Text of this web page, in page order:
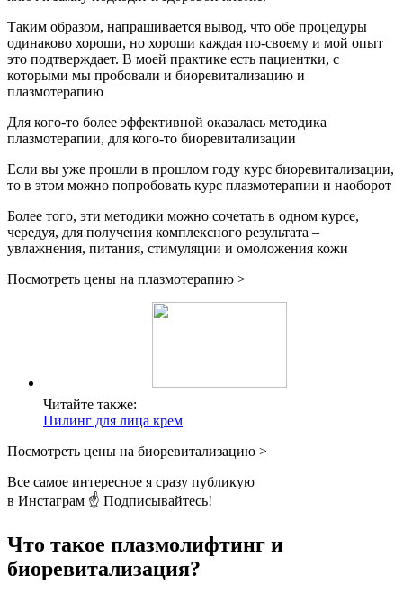
Таким образом, напрашивается вывод, что обе процедуры
одинаково хороши, но хороши каждая по-своему и мой опыт
это подтверждает. В моей практике есть пациентки, с
которыми мы пробовали и биоревитализацию и
плазмотерапию
Для кого-то более эффективной оказалась методика
плазмотерапии, для кого-то биоревитализации
Если вы уже прошли в прошлом году курс биоревитализации,
то в этом можно попробовать курс плазмотерапии и наоборот
Более того, эти методики можно сочетать в одном курсе,
чередуя, для получения комплексного результата –
увлажнения, питания, стимуляции и омоложения кожи
Посмотреть цены на плазмотерапию >
Читайте также:
Пилинг для лица крем
Посмотреть цены на биоревитализацию >
Все самое интересное я сразу публикую
в Инстаграм ☝ Подписывайтесь!
Что такое плазмолифтинг и
биоревитализация?